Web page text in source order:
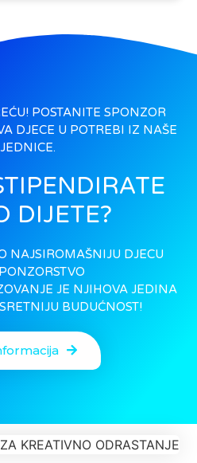
POSTANITE SPONZOR
DJECE U POTREBI IZ NAŠE
DIJETE?
NAJSIROMAŠNIJU DJECU
JE NJIHOVA JEDINA
BUDUĆNOST!